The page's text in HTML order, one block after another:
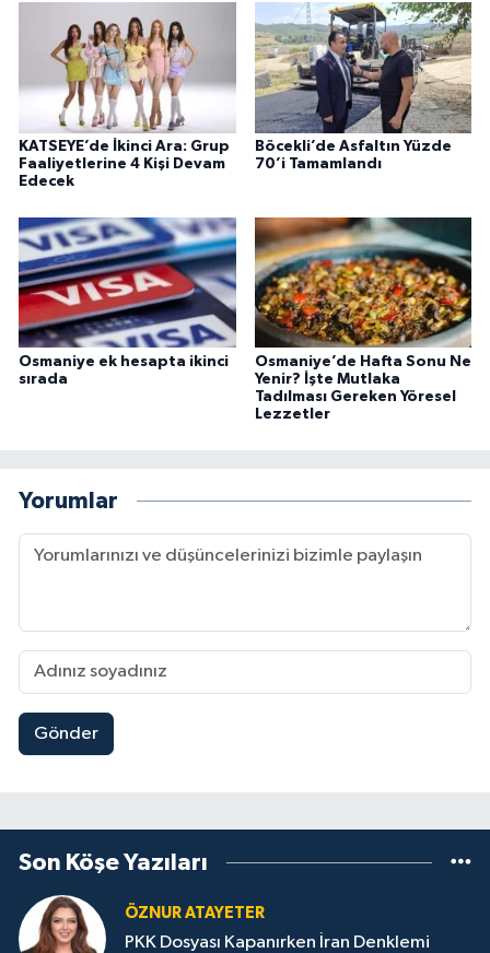
KATSEYE’de İkinci Ara: Grup
Faaliyetlerine 4 Kişi Devam
Edecek
Böcekli’de Asfaltın Yüzde
70’i Tamamlandı
Osmaniye ek hesapta ikinci
sırada
Osmaniye’de Hafta Sonu Ne
Yenir? İşte Mutlaka
Tadılması Gereken Yöresel
Lezzetler
Yorumlar
Gönder
Son Köşe Yazıları
ÖZNUR ATAYETER
PKK Dosyası Kapanırken İran Denklemi